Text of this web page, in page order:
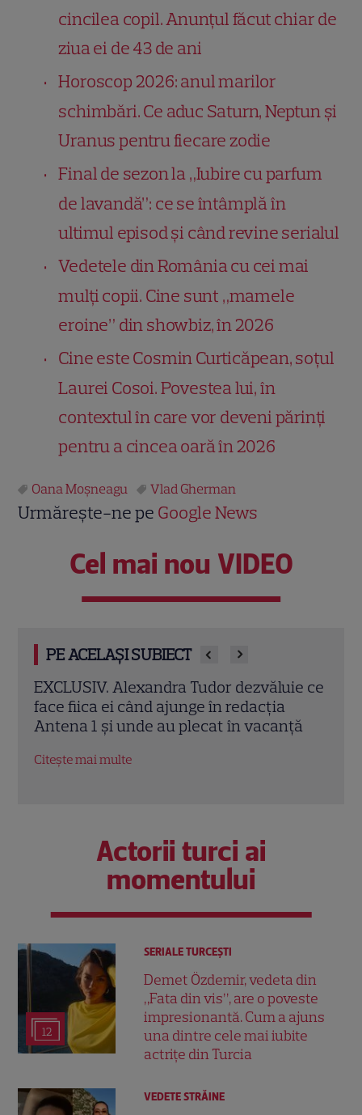
cincilea copil. Anunțul făcut chiar de
ziua ei de 43 de ani
Horoscop 2026: anul marilor
schimbări. Ce aduc Saturn, Neptun și
Uranus pentru fiecare zodie
Final de sezon la „Iubire cu parfum
de lavandă”: ce se întâmplă în
ultimul episod și când revine serialul
Vedetele din România cu cei mai
mulți copii. Cine sunt „mamele
eroine” din showbiz, în 2026
Cine este Cosmin Curticăpean, soțul
Laurei Cosoi. Povestea lui, în
contextul în care vor deveni părinți
pentru a cincea oară în 2026
Oana Moșneagu Vlad Gherman
Urmărește-ne pe Google News
Cel mai nou VIDEO
PE ACELAȘI SUBIECT
Amalia Enache, imagini spectaculoase
din Veneția alături de fiica ei. Dorința
împlinită după 10 ani
Citește mai multe
Actorii turci ai
momentului
12
SERIALE TURCEŞTI
Demet Özdemir, vedeta din
„Fata din vis”, are o poveste
impresionantă. Cum a ajuns
una dintre cele mai iubite
actrițe din Turcia
VEDETE STRĂINE